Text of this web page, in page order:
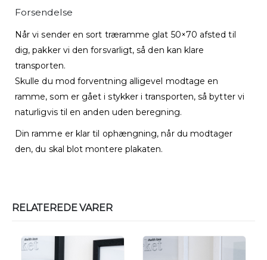
Forsendelse
Når vi sender en sort træramme glat 50×70 afsted til
dig, pakker vi den forsvarligt, så den kan klare
transporten.
Skulle du mod forventning alligevel modtage en
ramme, som er gået i stykker i transporten, så bytter vi
naturligvis til en anden uden beregning.
Din ramme er klar til ophængning, når du modtager
den, du skal blot montere plakaten.
RELATEREDE VARER